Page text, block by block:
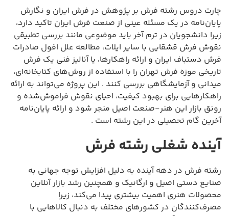
چارت دروس رشته فرش بر پژوهش در فرش ایران و نگارش
پایان‌نامه در یک مسئله عینی از صنعت فرش ایران تاکید دارد،
زیرا دانشجویان در ترم آخر باید موضوعی مانند بررسی تطبیقی
نقوش فرش قشقایی با سایر ایلات، مطالعه علل افول صادرات
فرش دستباف ایران و ارائه راهکارها، یا آنالیز فنی یک فرش
تاریخی موزه فرش تهران را با استفاده از روش‌های کتابخانه‌ای،
میدانی و آزمایشگاهی بررسی کنند . این پروژه می‌تواند به ارائه
راهکارهایی برای بهبود کیفیت، احیای نقوش فراموش‌شده و
رونق بازار این هنر-صنعت اصیل منجر شود و ارائه پایان‌نامه
آخرین گام تحصیلی در این رشته است .
آینده شغلی رشته فرش
رشته فرش در دهه آینده به دلیل افزایش توجه جهانی به
صنایع دستی اصیل و ارگانیک و همچنین رشد بازار آنلاین
محصولات هنری اهمیت بیشتری پیدا می‌کند، زیرا
مصرف‌کنندگان در کشورهای مختلف به دنبال کالاهایی با